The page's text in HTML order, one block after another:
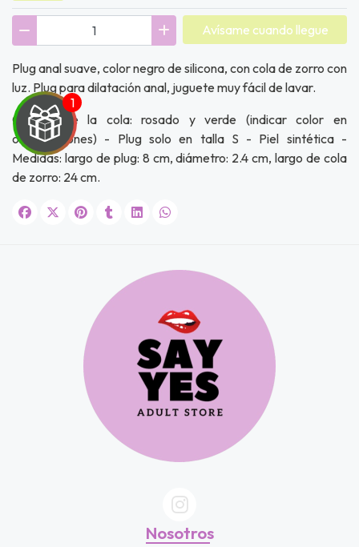
JUGAR
Avísame cuando llegue
Plug anal suave, color negro de silicona, con cola de zorro con
luz. Plug para dilatación anal, juguete muy fácil de lavar.
Colores de la cola: rosado y verde (indicar color en
observaciones) - Plug solo en talla S - Piel sintética -
Medidas: largo de plug: 8 cm, diámetro: 2.4 cm, largo de cola
de zorro: 24 cm.
Nosotros